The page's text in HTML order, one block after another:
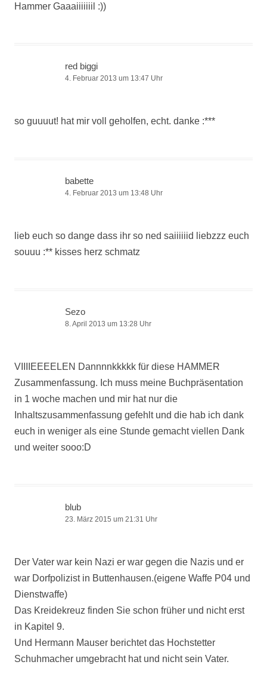
Hammer Gaaaiiiiiiil :))
red biggi
4. Februar 2013 um 13:47 Uhr
so guuuut! hat mir voll geholfen, echt. danke :***
babette
4. Februar 2013 um 13:48 Uhr
lieb euch so dange dass ihr so ned saiiiiiid liebzzz euch
souuu :** kisses herz schmatz
Sezo
8. April 2013 um 13:28 Uhr
VIIIIEEEELEN Dannnnkkkkk für diese HAMMER
Zusammenfassung. Ich muss meine Buchpräsentation
in 1 woche machen und mir hat nur die
Inhaltszusammenfassung gefehlt und die hab ich dank
euch in weniger als eine Stunde gemacht viellen Dank
und weiter sooo:D
blub
23. März 2015 um 21:31 Uhr
Der Vater war kein Nazi er war gegen die Nazis und er
war Dorfpolizist in Buttenhausen.(eigene Waffe P04 und
Dienstwaffe)
Das Kreidekreuz finden Sie schon früher und nicht erst
in Kapitel 9.
Und Hermann Mauser berichtet das Hochstetter
Schuhmacher umgebracht hat und nicht sein Vater.